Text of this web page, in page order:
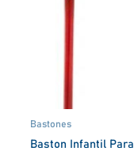
Bastones
Baston Infantil Para